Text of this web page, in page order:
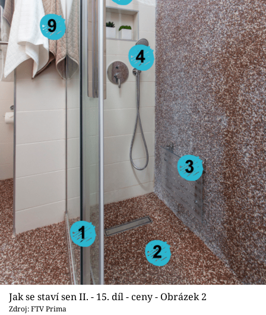
Jak se staví sen II. - 15. díl - ceny - Obrázek 2
Zdroj: FTV Prima